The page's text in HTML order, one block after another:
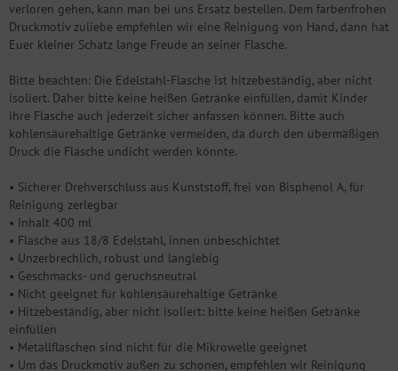
verloren gehen, kann man bei uns Ersatz bestellen. Dem farbenfrohen
Druckmotiv zuliebe empfehlen wir eine Reinigung von Hand, dann hat
Euer kleiner Schatz lange Freude an seiner Flasche.
Bitte beachten: Die Edelstahl-Flasche ist hitzebeständig, aber nicht
isoliert. Daher bitte keine heißen Getränke einfüllen, damit Kinder
ihre Flasche auch jederzeit sicher anfassen können. Bitte auch
kohlensäurehaltige Getränke vermeiden, da durch den übermäßigen
Druck die Flasche undicht werden könnte.
• Sicherer Drehverschluss aus Kunststoff, frei von Bisphenol A, für
Reinigung zerlegbar
• Inhalt 400 ml
• Flasche aus 18/8 Edelstahl, innen unbeschichtet
• Unzerbrechlich, robust und langlebig
• Geschmacks- und geruchsneutral
• Nicht geeignet für kohlensäurehaltige Getränke
• Hitzebeständig, aber nicht isoliert: bitte keine heißen Getränke
einfüllen
• Metallflaschen sind nicht für die Mikrowelle geeignet
• Um das Druckmotiv außen zu schonen, empfehlen wir Reinigung